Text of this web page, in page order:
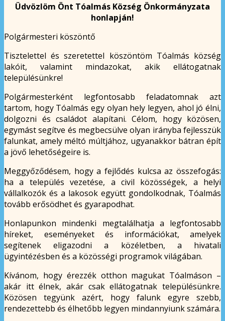
Üdvözlöm Önt Tóalmás Község Önkormányzata
honlapján!
Polgármesteri köszöntő
Tisztelettel és szeretettel köszöntöm Tóalmás község
lakóit, valamint mindazokat, akik ellátogatnak
településünkre!
Polgármesterként legfontosabb feladatomnak azt
tartom, hogy Tóalmás egy olyan hely legyen, ahol jó élni,
dolgozni és családot alapítani. Célom, hogy közösen,
egymást segítve és megbecsülve olyan irányba fejlesszük
falunkat, amely méltó múltjához, ugyanakkor bátran épít
a jövő lehetőségeire is.
Meggyőződésem, hogy a fejlődés kulcsa az összefogás:
ha a település vezetése, a civil közösségek, a helyi
vállalkozók és a lakosok együtt gondolkodnak, Tóalmás
tovább erősödhet és gyarapodhat.
Honlapunkon mindenki megtalálhatja a legfontosabb
híreket, eseményeket és információkat, amelyek
segítenek eligazodni a közéletben, a hivatali
ügyintézésben és a közösségi programok világában.
Kívánom, hogy érezzék otthon magukat Tóalmáson –
akár itt élnek, akár csak ellátogatnak településünkre.
Közösen tegyünk azért, hogy falunk egyre szebb,
rendezettebb és élhetőbb legyen mindannyiunk számára.